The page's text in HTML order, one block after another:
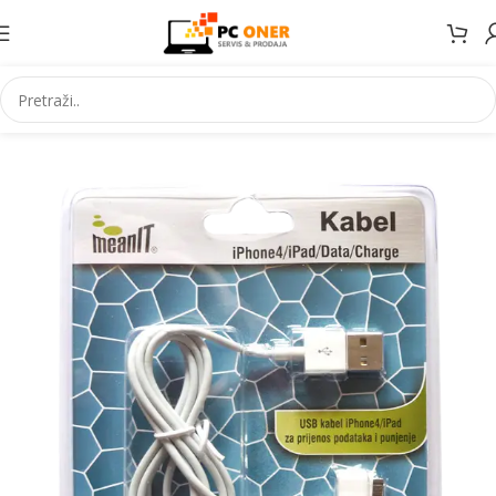
Početna Elektronika Mobiteli Dodaci za mobitele